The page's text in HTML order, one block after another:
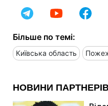
Більше по темі:
Київська область